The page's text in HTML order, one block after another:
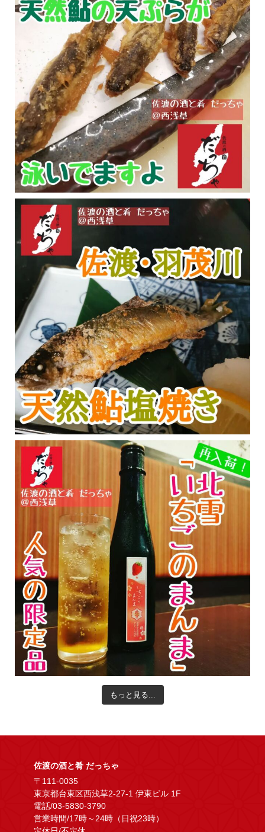
もっと見る...
佐渡の酒と肴 だっちゃ
〒111-0035
東京都台東区西浅草2-27-1 伊東ビル 1F
電話/03-5830-3790
営業時間/17時～24時（日祝23時）